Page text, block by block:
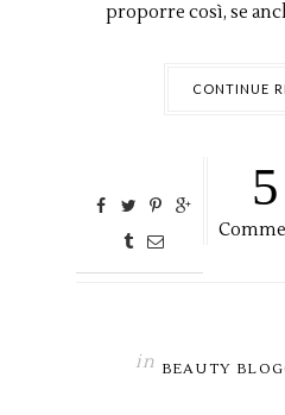
proporre così, se
CONTINUE
5
in BEAUTY